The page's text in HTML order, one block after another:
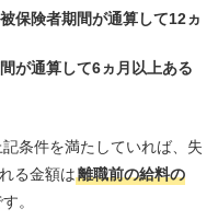
保険者期間が通算して12ヵ
が通算して6ヵ月以上ある
記条件を満たしていれば、失
る金額は離職前の給料の
。